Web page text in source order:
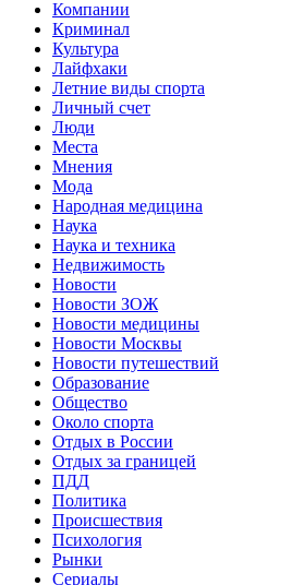
Компании
Криминал
Культура
Лайфхаки
Летние виды спорта
Личный счет
Люди
Места
Мнения
Мода
Народная медицина
Наука
Наука и техника
Недвижимость
Новости
Новости ЗОЖ
Новости медицины
Новости Москвы
Новости путешествий
Образование
Общество
Около спорта
Отдых в России
Отдых за границей
ПДД
Политика
Происшествия
Психология
Рынки
Сериалы